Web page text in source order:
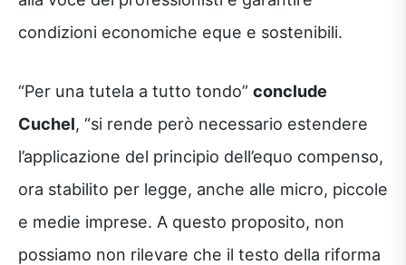
condizioni economiche eque e sostenibili.
“Per una tutela a tutto tondo” conclude
Cuchel, “si rende però necessario estendere
l’applicazione del principio dell’equo compenso,
ora stabilito per legge, anche alle micro, piccole
e medie imprese. A questo proposito, non
possiamo non rilevare che il testo della riforma